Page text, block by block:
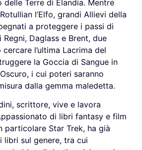
Terre di Elandia. Mentre
l’Elfo, grandi Allievi della
a proteggere i passi di
Daglass e Brent, due
l’ultima Lacrima del
la Goccia di Sangue in
i cui poteri saranno
dalla gemma maledetta.
scrittore, vive e lavora
di libri fantasy e film
particolare Star Trek, ha già
libri sul genere, tra cui